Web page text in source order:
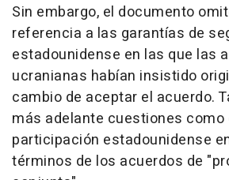
Sin embargo, el documento
referencia a las garantías de
estadounidense en las que las
ucranianas habían insistido
cambio de aceptar el acuerdo.
más adelante cuestiones como
participación estadounidense
términos de los acuerdos de